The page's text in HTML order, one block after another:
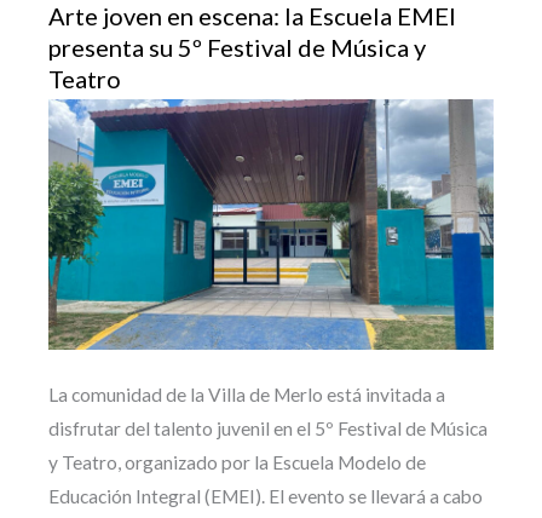
Arte joven en escena: la Escuela EMEI
presenta su 5º Festival de Música y
Teatro
La comunidad de la Villa de Merlo está invitada a
disfrutar del talento juvenil en el 5º Festival de Música
y Teatro, organizado por la Escuela Modelo de
Educación Integral (EMEI). El evento se llevará a cabo